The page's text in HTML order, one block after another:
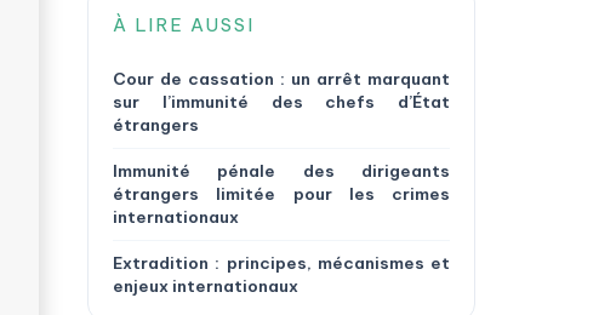
À LIRE AUSSI
Cour de cassation : un arrêt marquant
sur l’immunité des chefs d’État
étrangers
Immunité pénale des dirigeants
étrangers limitée pour les crimes
internationaux
Extradition : principes, mécanismes et
enjeux internationaux